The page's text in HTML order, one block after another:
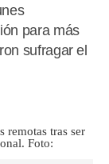
para más
sufragar el